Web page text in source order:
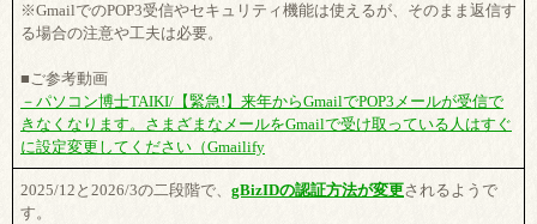
※GmailでのPOP3受信やセキュリティ機能は使えるが、そのまま返信す
る場合の注意や工夫は必要。
■ご参考動画
－パソコン博士TAIKI/【緊急!】来年からGmailでPOP3メールが受信で
きなくなります。さまざまなメールをGmailで受け取っている人はすぐ
に設定変更してください（Gmailify
2025/12と2026/3の二段階で、 gBizIDの認証方法が変更されるようで
す。